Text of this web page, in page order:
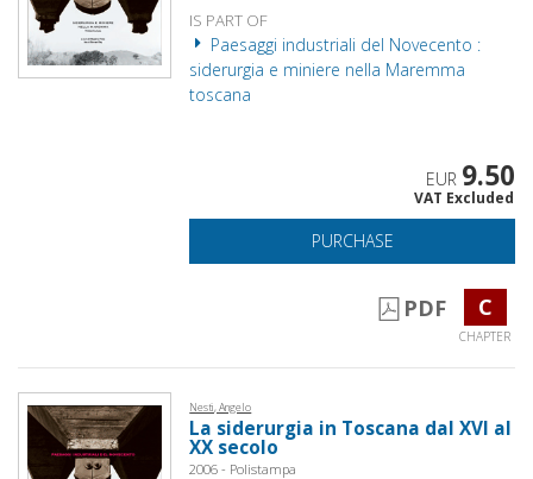
IS PART OF
Paesaggi industriali del Novecento :
siderurgia e miniere nella Maremma
toscana
EUR 9.50
VAT Excluded
PURCHASE
PDF C
CHAPTER
Nesti, Angelo
La siderurgia in Toscana dal XVI al
XX secolo
2006 - Polistampa